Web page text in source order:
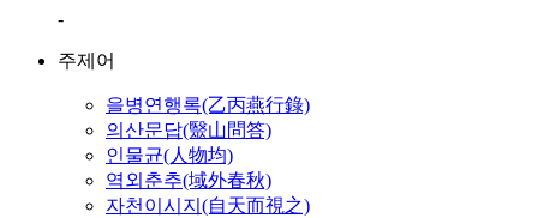
-
주제어
을병연행록(乙丙燕行錄)
의산문답(毉山問答)
인물균(人物均)
역외춘추(域外春秋)
자천이시지(自天而視之)